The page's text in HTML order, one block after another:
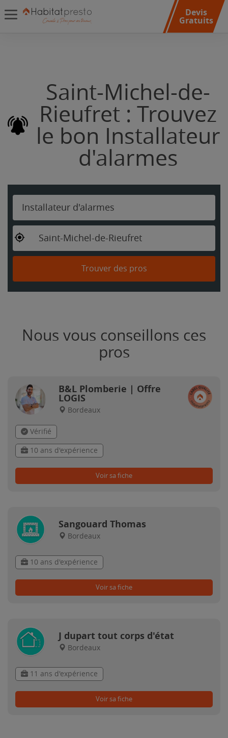
Devis
Gratuits
Saint-Michel-de-
Rieufret : Trouvez
le bon Installateur
d'alarmes
Installateur d'alarmes
Saint-Michel-de-Rieufret
Trouver des pros
Nous vous conseillons ces
pros
B&L Plomberie | Offre
LOGIS
Bordeaux
Vérifié
10 ans d'expérience
Voir sa fiche
Sangouard Thomas
Bordeaux
10 ans d'expérience
Voir sa fiche
J dupart tout corps d'état
Bordeaux
11 ans d'expérience
Voir sa fiche